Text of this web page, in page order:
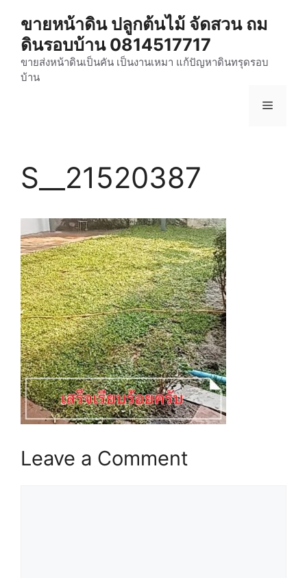
content
ขายหน้าดิน ปลูกต้นไม้ จัดสวน ถม
ดินรอบบ้าน 0814517717
ขายส่งหน้าดินเป็นคัน เป็นงานเหมา แก้ปัญหาดินทรุดรอบ
บ้าน
Menu
S__21520387
Leave a Comment